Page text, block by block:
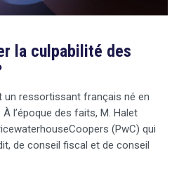
la culpabilité des
un ressortissant français né en
l’époque des faits, M. Halet
(PwC) qui
de conseil fiscal et de conseil